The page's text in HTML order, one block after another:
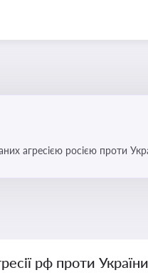
агресією росією проти
рф проти України